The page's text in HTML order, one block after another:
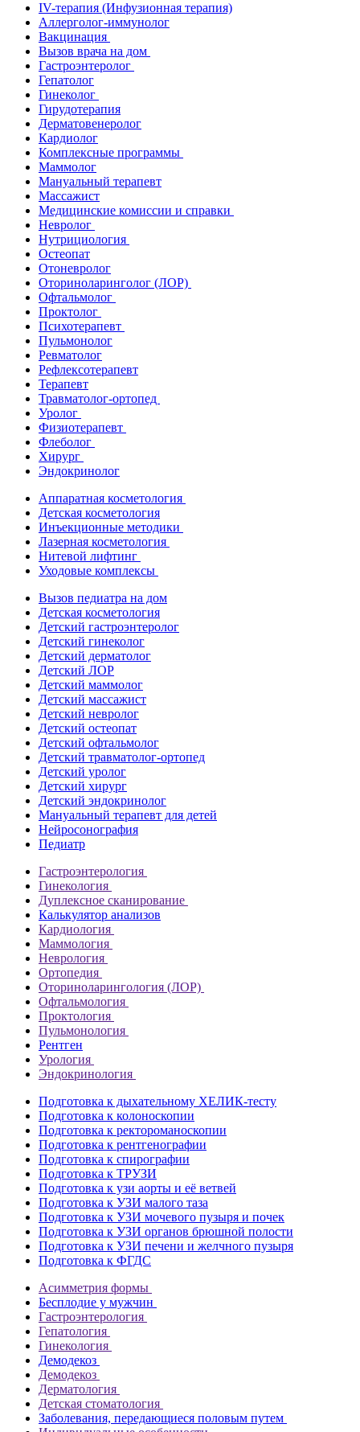
IV-терапия (Инфузионная терапия)
Аллерголог-иммунолог
Вакцинация
Вызов врача на дом
Гастроэнтеролог
Гепатолог
Гинеколог
Гирудотерапия
Дерматовенеролог
Кардиолог
Комплексные программы
Маммолог
Мануальный терапевт
Массажист
Медицинские комиссии и справки
Невролог
Нутрициология
Остеопат
Отоневролог
Оториноларинголог (ЛОР)
Офтальмолог
Проктолог
Психотерапевт
Пульмонолог
Ревматолог
Рефлексотерапевт
Терапевт
Травматолог-ортопед
Уролог
Физиотерапевт
Флеболог
Хирург
Эндокринолог
Аппаратная косметология
Детская косметология
Инъекционные методики
Лазерная косметология
Нитевой лифтинг
Уходовые комплексы
Вызов педиатра на дом
Детская косметология
Детский гастроэнтеролог
Детский гинеколог
Детский дерматолог
Детский ЛОР
Детский маммолог
Детский массажист
Детский невролог
Детский остеопат
Детский офтальмолог
Детский травматолог-ортопед
Детский уролог
Детский хирург
Детский эндокринолог
Мануальный терапевт для детей
Нейросонография
Педиатр
Гастроэнтерология
Гинекология
Дуплексное сканирование
Калькулятор анализов
Кардиология
Маммология
Неврология
Ортопедия
Оториноларингология (ЛОР)
Офтальмология
Проктология
Пульмонология
Рентген
Урология
Эндокринология
Подготовка к дыхательному ХЕЛИК-тесту
Подготовка к колоноскопии
Подготовка к ректороманоскопии
Подготовка к рентгенографии
Подготовка к спирографии
Подготовка к ТРУЗИ
Подготовка к узи аорты и её ветвей
Подготовка к УЗИ малого таза
Подготовка к УЗИ мочевого пузыря и почек
Подготовка к УЗИ органов брюшной полости
Подготовка к УЗИ печени и желчного пузыря
Подготовка к ФГДС
Асимметрия формы
Бесплодие у мужчин
Гастроэнтерология
Гепатология
Гинекология
Демодекоз
Демодекоз
Дерматология
Детская стоматология
Заболевания, передающиеся половым путем